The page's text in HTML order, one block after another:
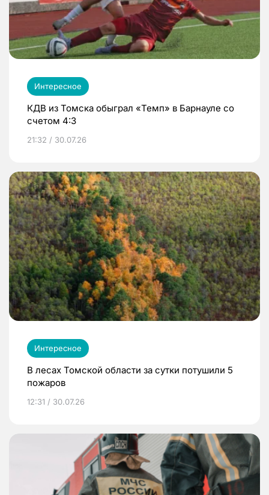
Интересное
КДВ из Томска обыграл «Темп» в Барнауле со
счетом 4:3
21:32 / 30.07.26
Интересное
В лесах Томской области за сутки потушили 5
пожаров
12:31 / 30.07.26